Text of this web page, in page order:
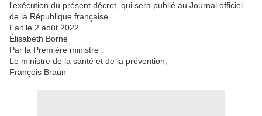
l'exécution du présent décret, qui sera publié au Journal officiel
de la République française.
Fait le 2 août 2022.
Élisabeth Borne
Par la Première ministre :
Le ministre de la santé et de la prévention,
François Braun